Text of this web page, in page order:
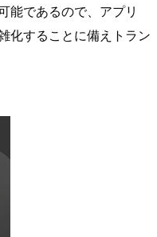
能であるので、アプリ
化することに備えトラン